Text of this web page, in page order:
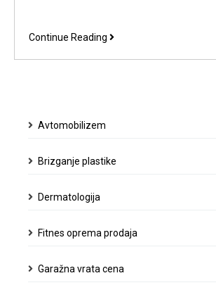
Continue Reading Odločila
Avtomobilizem
Brizganje plastike
Dermatologija
Fitnes oprema prodaja
Garažna vrata cena